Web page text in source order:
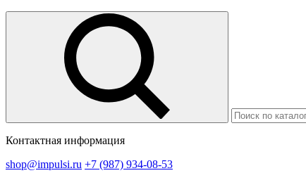
Контактная информация
shop@impulsi.ru +7 (987) 934-08-53